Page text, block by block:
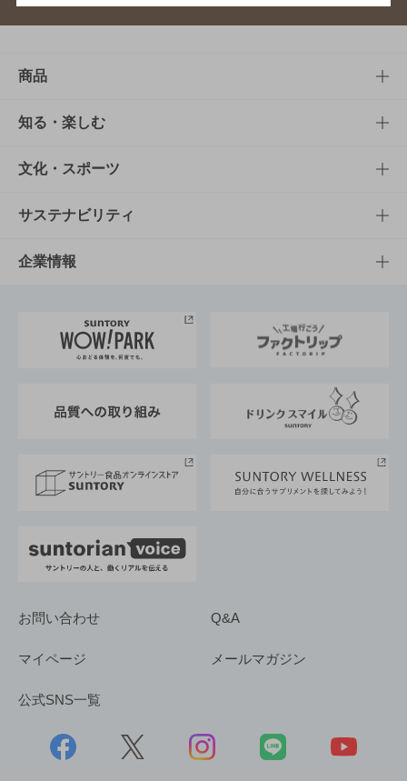
商品
商品TOP
商品一覧
商品発売情報
栄養成分一覧
知る・楽しむ
知る・楽しむTOP
キャンペーン
工場見学
地域情報
文化・スポーツ
文化・スポーツTOP
サントリーホール
サントリーサンバーズ大阪
サステナビリティ
サステナビリティTOP
サントリーが考えるサステナビリティ経営
企業情報
企業概要
採用情報
お問い合わせ Q&A
マイページ メールマガジン
公式SNS一覧